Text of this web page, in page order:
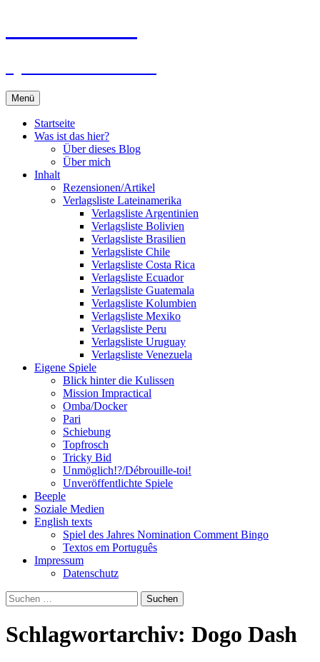
Menü
Startseite
Was ist das hier?
Über dieses Blog
Über mich
Inhalt
Rezensionen/Artikel
Verlagsliste Lateinamerika
Verlagsliste Argentinien
Verlagsliste Bolivien
Verlagsliste Brasilien
Verlagsliste Chile
Verlagsliste Costa Rica
Verlagsliste Ecuador
Verlagsliste Guatemala
Verlagsliste Kolumbien
Verlagsliste Mexiko
Verlagsliste Peru
Verlagsliste Uruguay
Verlagsliste Venezuela
Eigene Spiele
Blick hinter die Kulissen
Mission Impractical
Omba/Docker
Pari
Schiebung
Topfrosch
Tricky Bid
Unmöglich!?/Débrouille-toi!
Unveröffentlichte Spiele
Beeple
Soziale Medien
English texts
Spiel des Jahres Nomination Comment Bingo
Textos em Português
Impressum
Datenschutz
Suchen
nach:
Schlagwortarchiv: Dogo Dash